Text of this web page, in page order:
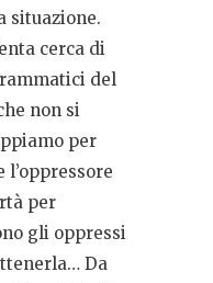
situazione.
cerca di
del
non si
per
l’oppressore
per
gli oppressi
Da